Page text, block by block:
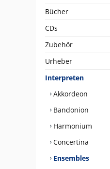
Bücher
CDs
Zubehör
Urheber
Interpreten
Akkordeon
Bandonion
Harmonium
Concertina
Ensembles